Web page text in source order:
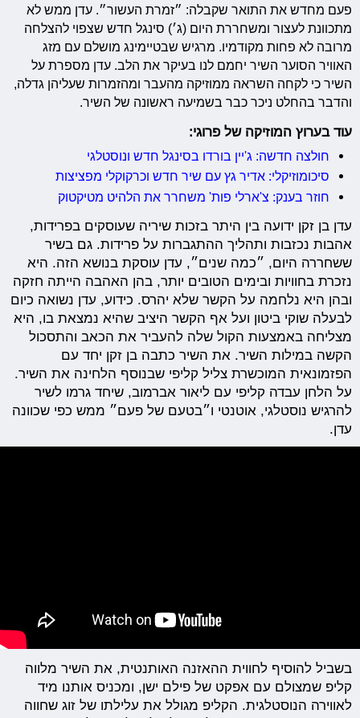
פעם מחדש את התואר שקבלה: ״זמרת העשור״. עדן ממש לא
מתכוונת לעצור ומשחררת היום (ג׳) סינגל חדש שצפוי להצלחה
מרובה לא פחות מקודמיו. מרגיש שבטיימינג מושלם עם מזג
האוויר הסוער השיר יחמם לנו בעיקר את הלב. עדן מספרת על
השיר כי לקחה השראה ממוזיקה מהעבר ומהזמרות שעליהן גדלה,
והדבר בהחלט ניכר כבר בשמיעה ראשונה של השיר.
עוד בערוץ המוזיקה של פרוגי:
חולצה חדשה: ג'יין בורדו בסינגל חדש ונוסטלגי
סיכומוזיקלי: אדיר גץ עם שיר חדש וכרקוקלי מפציצות
חוזר בענק: צ'ארלי פות' משחרר את הלהיט מטיקטוק
עדן בן זקן ידועה בין היתר בזכות שיריה שעוסקים בפרידות,
אהבות נכזבות ותהליך ההתגברות על פרידות. גם בשיר
ששחררה היום, ״כמה שנים״, עדן עוסקת בנושא הזה. היא
נזכרת בחוויות ובימים הטובים יותר, בהן האהבה הייתה חזקה
ובהן היא נלחמה על הקשר שלא יהרס. כידוע, עדן נשואה כיום
לבעלה שוקי ביטון ועל אף הקשר היציב שהיא נמצאת בו, היא
מצליחה באמצעות הקול שלה להעביר את הכאב והתסכול
הקשה במילות השיר. את השיר כתבה בן זקן יחד עם
הפזמונאית המוכשרת צליל קליפי שבנוסף הלחינה את השיר.
על הלחן עבדה קליפי עם ליאור אברמוב, שיחד גרמו לשיר
להרגיש נוסטלגי, אוטנטי ו״בטעם של פעם״ ממש כפי שכוונה
עדן.
בשביל להוסיף לחווית ההאזנה האותנטית, את השיר מלווה
קליפ שמצולם עם אפקט של פילם ישן, ומכניס אותנו מיד
לאווירה הנוסטלגית. הקליפ מגולל את עלילתו של זוג שחווה